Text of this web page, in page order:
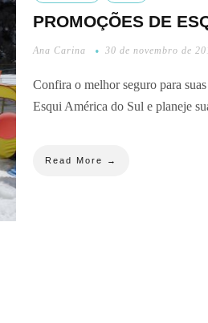
PROMOÇÕES DE
Ana Carina 30 de novembro de
Confira o melhor seguro para
Esqui América do Sul e planeje
Read More →